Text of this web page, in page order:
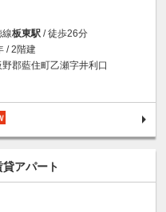
線板東駅 / 徒歩26分
/ 2階建
郡藍住町乙瀬字井利口
アパート